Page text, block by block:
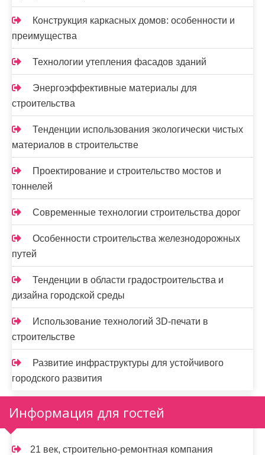
Конструкция каркасных домов: особенности и
преимущества
Технологии утепления фасадов зданий
Энергоэффективные материалы для
строительства
Тенденции использования экологически чистых
материалов в строительстве
Проектирование и строительство мостов и
тоннелей
Современные технологии строительства дорог
Особенности строительства железнодорожных
путей
Тенденции в области градостроительства и
дизайна городской среды
Использование технологий 3D-печати в
строительстве
Развитие инфраструктуры для устойчивого
городского развития
Информация для гостей
21 век, строительно-ремонтная компания